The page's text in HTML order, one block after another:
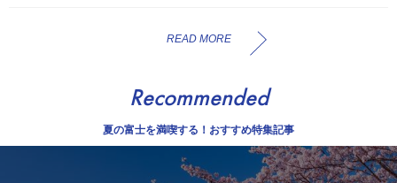
READ MORE
Recommended
夏の富士を満喫する！おすすめ特集記事